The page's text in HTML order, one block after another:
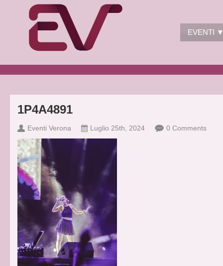
EVENTI
1P4A4891
Eventi Verona Luglio 25th, 2024 0 Comments